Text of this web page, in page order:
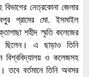
বিভাগের নেত্রকোনা জেলার
গ্রামের মো. ইসমাইল
শহীদ স্মৃতি কলেজের
ছিলেন। এ ছাড়াও তিনি
বিশ্ববিদ্যালয় ও কলেজসহ
তবে বর্তমানে তিনি অবসর